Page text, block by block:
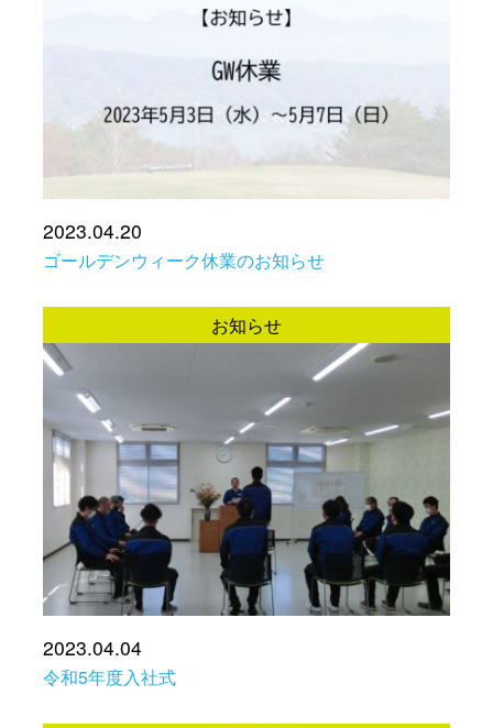
2023.04.20
ゴールデンウィーク休業のお知らせ
お知らせ
2023.04.04
令和5年度入社式